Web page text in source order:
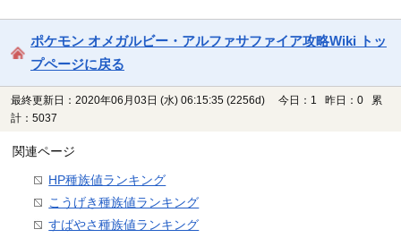
ポケモン オメガルビー・アルファサファイア攻略Wiki トッ
プページに戻る
最終更新日：2020年06月03日 (水) 06:15:35 (2256d)
今日：1 昨日：0 累
計：5037
関連ページ
HP種族値ランキング
こうげき種族値ランキング
すばやさ種族値ランキング